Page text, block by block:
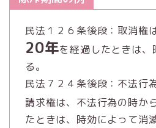
民法１２６条後段：取消権
20年を経過したときは
る。
民法７２４条後段：不法行
請求権は、不法行為の時か
たときは、時効によって消